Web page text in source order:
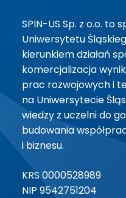
SPIN-US Sp. z o.o. to
Uniwersytetu
kierunkiem działań
komercjalizacja
prac rozwojowych i
na Uniwersytecie
wiedzy z uczelni do
budowania
i biznesu.
KRS 0000528989
NIP 9542751204